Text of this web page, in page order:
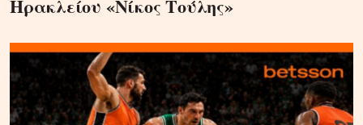
Ηρακλείου «Νίκος Τούλης»